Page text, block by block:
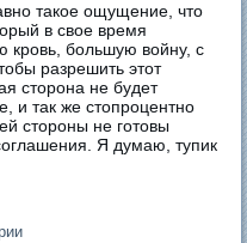
такое ощущение, что
в свое время
кровь, большую войну, с
разрешить этот
сторона не будет
и так же стопроцентно
стороны не готовы
Я думаю, тупик